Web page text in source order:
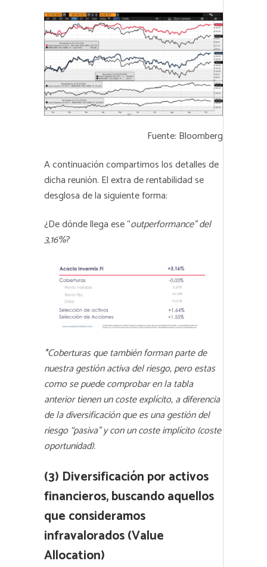
Fuente: Bloomberg
A continuación compartimos los detalles de
dicha reunión. El extra de rentabilidad se
desglosa de la siguiente forma:
¿De dónde llega ese “outperformance” del
3,16%?
*Coberturas que también forman parte de
nuestra gestión activa del riesgo, pero estas
como se puede comprobar en la tabla
anterior tienen un coste explícito, a diferencia
de la diversificación que es una gestión del
riesgo “pasiva” y con un coste implícito (coste
oportunidad).
(3) Diversificación por activos
financieros,buscando aquellos
que consideramos
infravalorados (Value
Allocation)